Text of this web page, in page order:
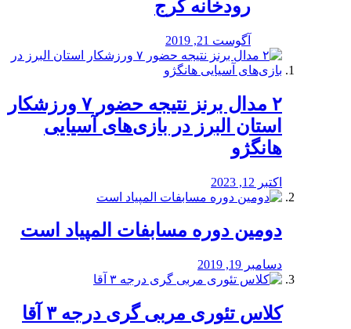
رودخانه کرج
آگوست 21, 2019
۲ مدال برنز نتیجه حضور ۷ ورزشکار
استان البرز در بازی‌های آسیایی
هانگژو
اکتبر 12, 2023
دومین دوره مسابفات المپیاد است
دسامبر 19, 2019
کلاس تئوری مربی گری درجه ۳ آقا